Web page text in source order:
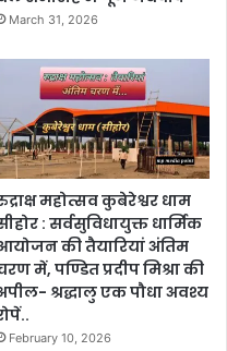
March 31, 2026
महोत्सव कुबेरेश्वर धाम
: सर्वसुविधायुक्त धार्मिक
की तैयारियां अंतिम
में, पण्डित प्रदीप मिश्रा की
श्रद्धालु एक पौधा अवश्य
February 10, 2026